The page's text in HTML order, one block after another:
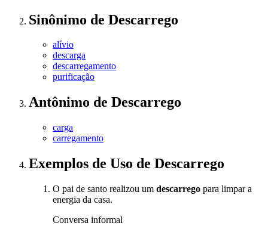
Sinônimo de Descarrego
alívio
descarga
descarregamento
purificação
Antônimo de Descarrego
carga
carregamento
Exemplos de Uso de Descarrego
O pai de santo realizou um descarrego para limpar a
energia da casa.
Conversa informal